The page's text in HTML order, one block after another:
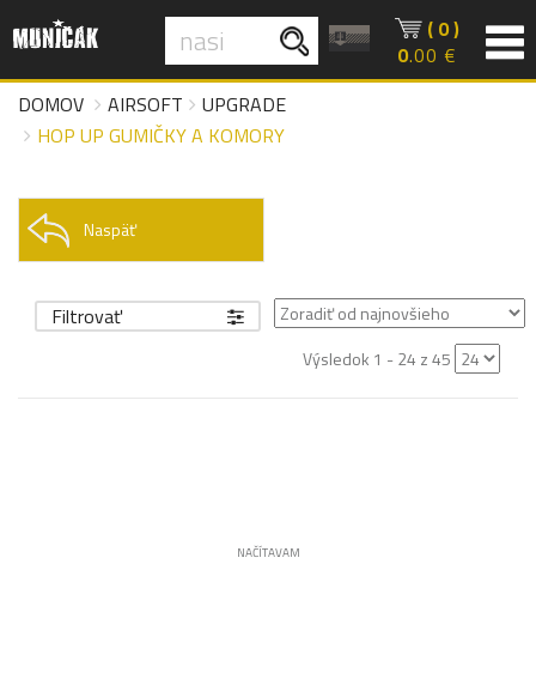
( 0 )
0.00 €
DOMOV
AIRSOFT
UPGRADE
HOP UP GUMIČKY A KOMORY
Naspäť
Filtrovať
Výsledok 1 - 24 z 45
NAČÍTAVAM